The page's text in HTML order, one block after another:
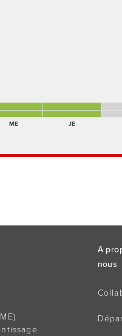
matin Présent(e)jeudi matin Présent(e)
après-midi Présent(e)jeudi après-midi Présent(e)
ME JE
A
nous